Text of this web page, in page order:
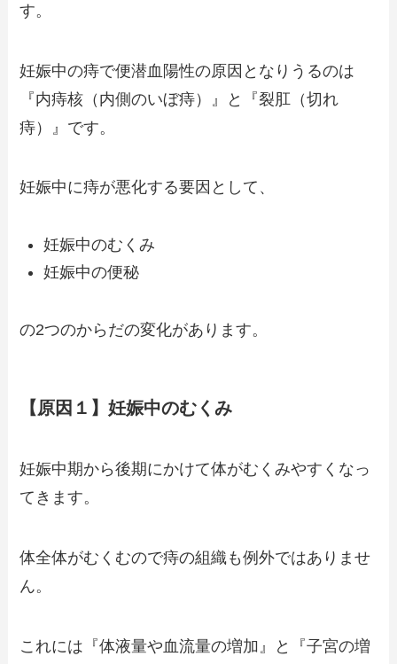
す。
妊娠中の痔で便潜血陽性の原因となりうるのは
『内痔核（内側のいぼ痔）』と『裂肛（切れ
痔）』です。
妊娠中に痔が悪化する要因として、
妊娠中のむくみ
妊娠中の便秘
の2つのからだの変化があります。
【原因１】妊娠中のむくみ
妊娠中期から後期にかけて体がむくみやすくなっ
てきます。
体全体がむくむので痔の組織も例外ではありませ
ん。
これには『体液量や血流量の増加』と『子宮の増